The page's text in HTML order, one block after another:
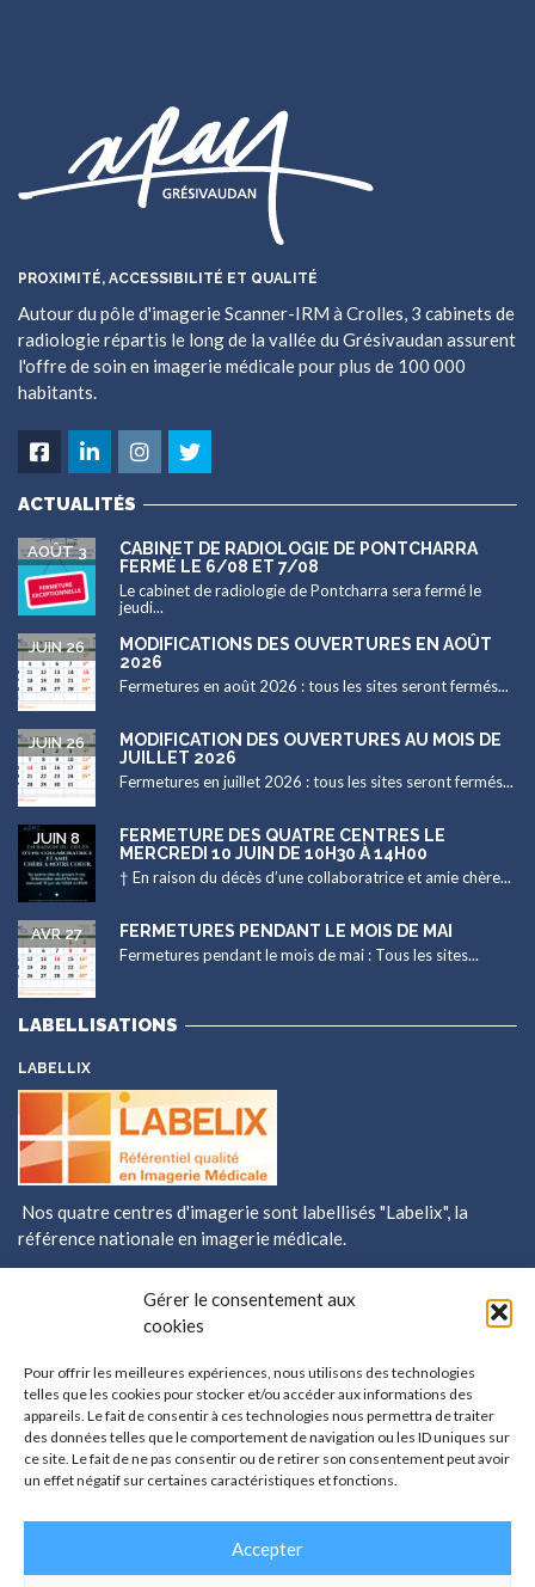
Gérer le consentement aux
cookies
Pour offrir les meilleures expériences, nous utilisons des technologies
telles que les cookies pour stocker et/ou accéder aux informations des
appareils. Le fait de consentir à ces technologies nous permettra de traiter
des données telles que le comportement de navigation ou les ID uniques sur
ce site. Le fait de ne pas consentir ou de retirer son consentement peut avoir
un effet négatif sur certaines caractéristiques et fonctions.
Accepter
PROXIMITÉ, ACCESSIBILITÉ ET QUALITÉ
Autour du pôle d'imagerie Scanner-IRM à Crolles, 3 cabinets de
radiologie répartis le long de la vallée du Grésivaudan assurent
l'offre de soin en imagerie médicale pour plus de 100 000
habitants.
ACTUALITÉS
CABINET DE RADIOLOGIE DE PONTCHARRA
FERMÉ LE 6/08 ET 7/08
AOÛT 3
Le cabinet de radiologie de Pontcharra sera fermé le
jeudi...
MODIFICATIONS DES OUVERTURES EN AOÛT
2026
JUIN 26
Fermetures en août 2026 : tous les sites seront fermés...
MODIFICATION DES OUVERTURES AU MOIS DE
JUILLET 2026
JUIN 26
Fermetures en juillet 2026 : tous les sites seront fermés...
FERMETURE DES QUATRE CENTRES LE
MERCREDI 10 JUIN DE 10H30 À 14H00
JUIN 8
† En raison du décès d’une collaboratrice et amie chère...
FERMETURES PENDANT LE MOIS DE MAI
AVR 27
Fermetures pendant le mois de mai : Tous les sites...
LABELLISATIONS
LABELLIX
Nos quatre centres d'imagerie sont labellisés "Labelix", la
référence nationale en imagerie médicale.
Donnez votre
prise en charge
dans les centres
X-ray Grésivaudan et participez à l'amélioration de la qualité
des soins.